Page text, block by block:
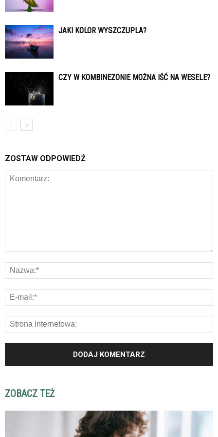
JAKI KOLOR WYSZCZUPLA?
CZY W KOMBINEZONIE MOŻNA IŚĆ NA WESELE?
ZOSTAW ODPOWIEDŹ
ZOBACZ TEŻ